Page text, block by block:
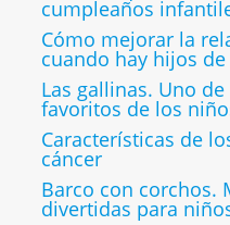
cumpleaños
Cómo mejorar la
cuando hay hijos
Las gallinas. Uno
favoritos de los
Características de
cáncer
Barco con corchos.
divertidas para